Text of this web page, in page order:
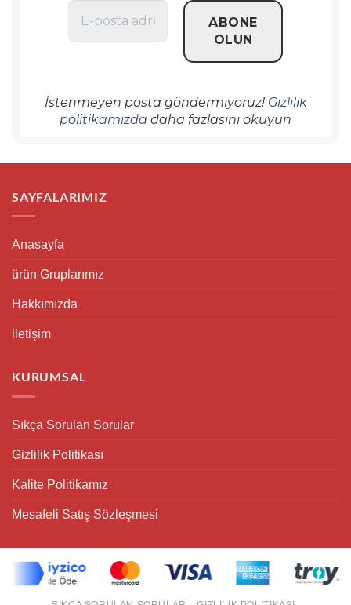
İstenmeyen posta göndermiyoruz! Gizlilik
politikamızda daha fazlasını okuyun
SAYFALARIMIZ
Anasayfa
ürün Gruplarımız
Hakkımızda
iletişim
KURUMSAL
Sıkça Sorulan Sorular
Gizlilik Politikası
Kalite Politikamız
Mesafeli Satış Sözleşmesi